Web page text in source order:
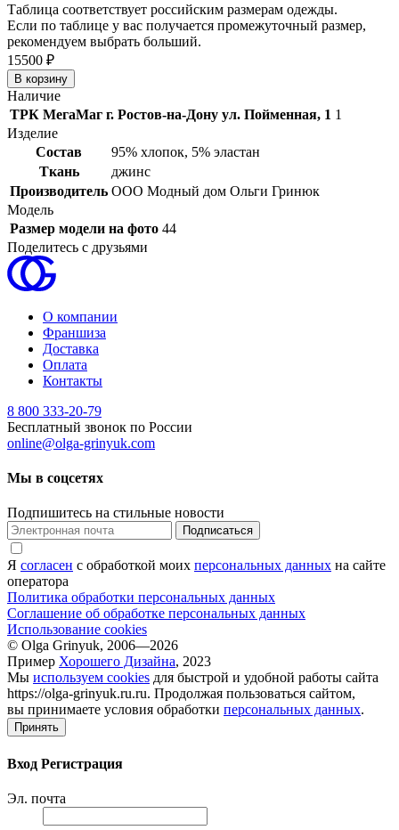
Таблица соответствует российским размерам одежды.
Если по таблице у вас получается промежуточный размер,
рекомендуем выбрать больший.
15500 ₽
Наличие
ТРК МегаМаг г. Ростов-на-Дону ул. Пойменная, 1 1
Изделие
Состав
95% хлопок, 5% эластан
Ткань
джинс
Производитель ООО Модный дом Ольги Гринюк
Модель
Размер модели на фото 44
Поделитесь с друзьями
О компании
Франшиза
Доставка
Оплата
Контакты
8 800 333-20-79
Бесплатный звонок по России
online@olga-grinyuk.com
Мы в соцсетях
Подпишитесь на стильные новости
Подписаться
Я согласен с обработкой моих персональных данных на сайте
оператора
Политика обработки персональных данных
Соглашение об обработке персональных данных
Использование cookies
© Olga Grinyuk, 2006—2026
Пример Хорошего Дизайна, 2023
Мы используем cookies для быстрой и удобной работы сайта
https://olga-grinyuk.ru.ru. Продолжая пользоваться сайтом,
вы принимаете условия обработки персональных данных.
Принять
Вход Регистрация
Эл. почта